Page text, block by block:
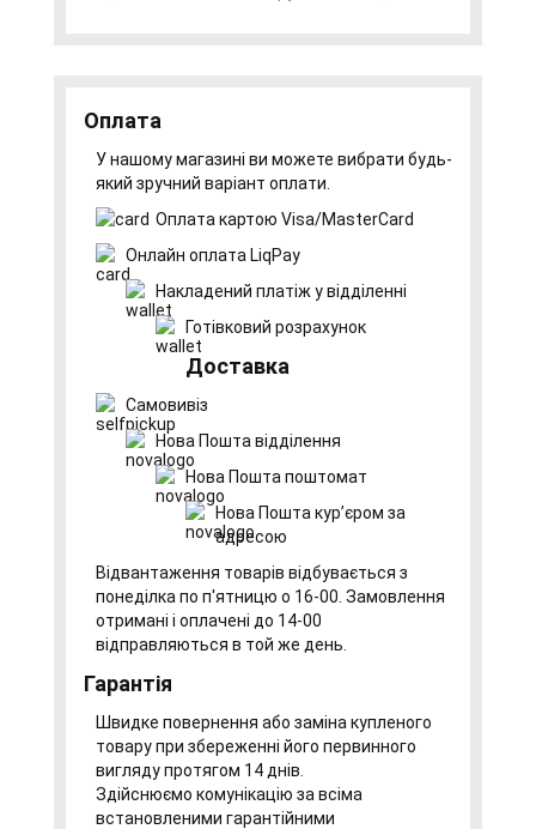
Оплата
У нашому магазині ви можете вибрати будь-
який зручний варіант оплати.
Оплата картою Visa/MasterCard
Онлайн оплата LiqPay
Накладений платіж у відділенні
Готівковий розрахунок
Доставка
Самовивіз
Нова Пошта відділення
Нова Пошта поштомат
Нова Пошта курʼєром за
адресою
Відвантаження товарів відбувається з
понеділка по п'ятницю о 16-00. Замовлення
отримані і оплачені до 14-00
відправляються в той же день.
Гарантія
Швидке повернення або заміна купленого
товару при збереженні його первинного
вигляду протягом 14 днів.
Здійснюємо комунікацію за всіма
встановленими гарантійними